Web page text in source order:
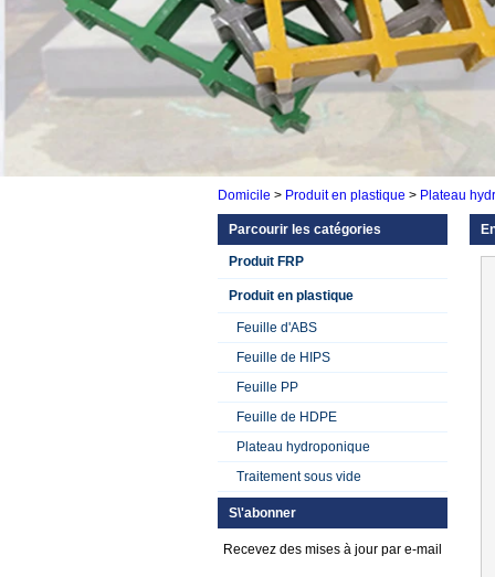
Domicile > Produit en plastique > Plateau
Parcourir les catégories
Produit FRP
Produit en plastique
Feuille d'ABS
Feuille de HIPS
Feuille PP
Feuille de HDPE
Plateau hydroponique
Traitement sous vide
S\'abonner
Recevez des mises à jour par e-mail